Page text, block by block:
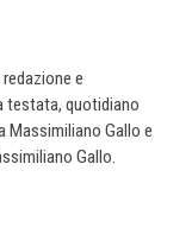
e
testata, quotidiano
Massimiliano Gallo e
Gallo.